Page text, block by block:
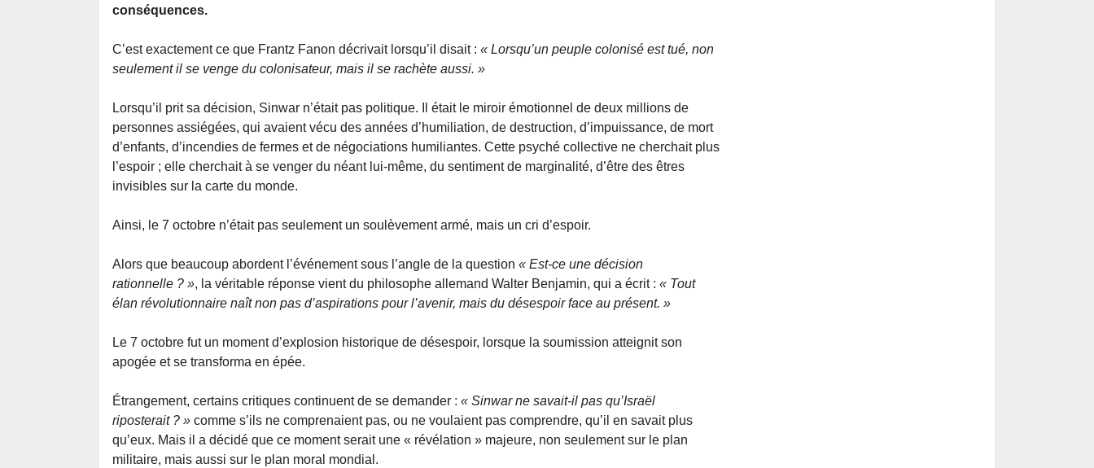
conséquences.
C’est exactement ce que Frantz Fanon décrivait lorsqu’il disait : « Lorsqu’un peuple colonisé est tué, non
seulement il se venge du colonisateur, mais il se rachète aussi. »
Lorsqu’il prit sa décision, Sinwar n’était pas politique. Il était le miroir émotionnel de deux millions de
personnes assiégées, qui avaient vécu des années d’humiliation, de destruction, d’impuissance, de mort
d’enfants, d’incendies de fermes et de négociations humiliantes. Cette psyché collective ne cherchait plus
l’espoir ; elle cherchait à se venger du néant lui-même, du sentiment de marginalité, d’être des êtres
invisibles sur la carte du monde.
Ainsi, le 7 octobre n’était pas seulement un soulèvement armé, mais un cri d’espoir.
Alors que beaucoup abordent l’événement sous l’angle de la question « Est-ce une décision
rationnelle ? », la véritable réponse vient du philosophe allemand Walter Benjamin, qui a écrit : « Tout
élan révolutionnaire naît non pas d’aspirations pour l’avenir, mais du désespoir face au présent. »
Le 7 octobre fut un moment d’explosion historique de désespoir, lorsque la soumission atteignit son
apogée et se transforma en épée.
Étrangement, certains critiques continuent de se demander : « Sinwar ne savait-il pas qu’Israël
riposterait ? » comme s’ils ne comprenaient pas, ou ne voulaient pas comprendre, qu’il en savait plus
qu’eux. Mais il a décidé que ce moment serait une « révélation » majeure, non seulement sur le plan
militaire, mais aussi sur le plan moral mondial.